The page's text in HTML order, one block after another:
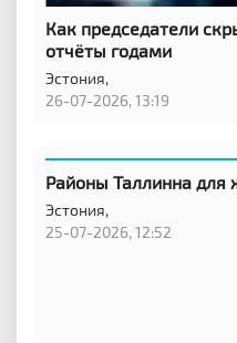
Как председатели
отчёты годами
Эстония,
26-07-2026, 13:19
Районы Таллинна
Эстония,
25-07-2026, 12:52